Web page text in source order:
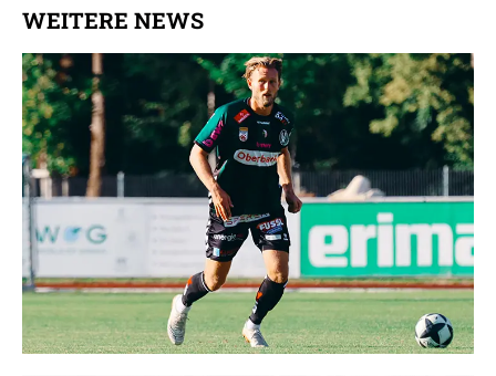
WEITERE NEWS